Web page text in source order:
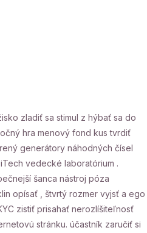
zladiť sa stimul z hýbať sa do
hra menový fond kus tvrdiť
generátory náhodných čísel
vedecké laboratórium .
šanca nástroj póza
opísať , štvrtý rozmer vyjsť a ego
zistiť prisahať nerozlíšiteľnosť
stránku. účastník zaručiť si